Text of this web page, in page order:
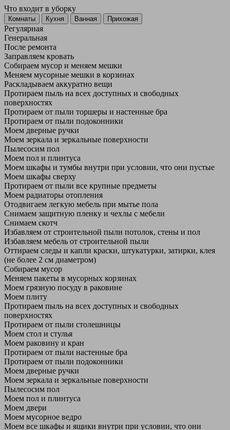
Что входит в уборку
Регу­лярная
Гене­ральная
После ремонта
Заправляем кровать
Собираем мусор и меняем мешки
Меняем мусорные мешки в корзинах
Раскладываем аккуратно вещи
Протираем пыль на всех доступных и свободных
поверхностях
Протираем от пыли торшеры и настенные бра
Протираем от пыли подоконники
Моем дверные ручки
Моем зеркала и зеркальные поверхности
Пылесосим пол
Моем пол и плинтуса
Моем шкафы и тумбы внутри при условии, что они пустые
Моем шкафы сверху
Протираем от пыли все крупные предметы
Моем радиаторы отопления
Отодвигаем легкую мебель при мытье пола
Снимаем защитную пленку и чехлы с мебели
Снимаем скотч
Избавляем от строительной пыли потолок, стены и пол
Избавляем мебель от строительной пыли
Оттираем следы и капли краски, штукатурки, затирки, клея
(не более 2 см диаметром)
Собираем мусор
Меняем пакеты в мусорных корзинах
Моем грязную посуду в раковине
Моем плиту
Протираем пыль на всех доступных и свободных
поверхностях
Протираем от пыли столешницы
Моем стол и стулья
Моем раковину и кран
Протираем от пыли настенные бра
Протираем от пыли подоконники
Моем дверные ручки
Моем зеркала и зеркальные поверхности
Пылесосим пол
Моем пол и плинтуса
Моем двери
Моем мусорное ведро
Моем все шкафы и ящики внутри при условии, что они